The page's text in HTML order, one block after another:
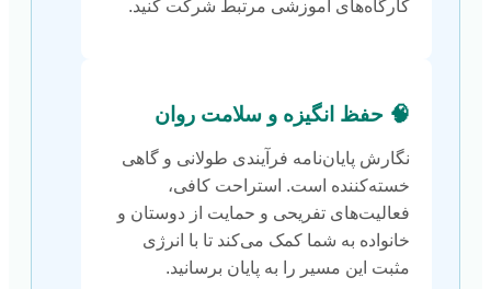
کارگاه‌های آموزشی مرتبط شرکت کنید.
🧠 حفظ انگیزه و سلامت روان
نگارش پایان‌نامه فرآیندی طولانی و گاهی
خسته‌کننده است. استراحت کافی،
فعالیت‌های تفریحی و حمایت از دوستان و
خانواده به شما کمک می‌کند تا با انرژی
مثبت این مسیر را به پایان برسانید.